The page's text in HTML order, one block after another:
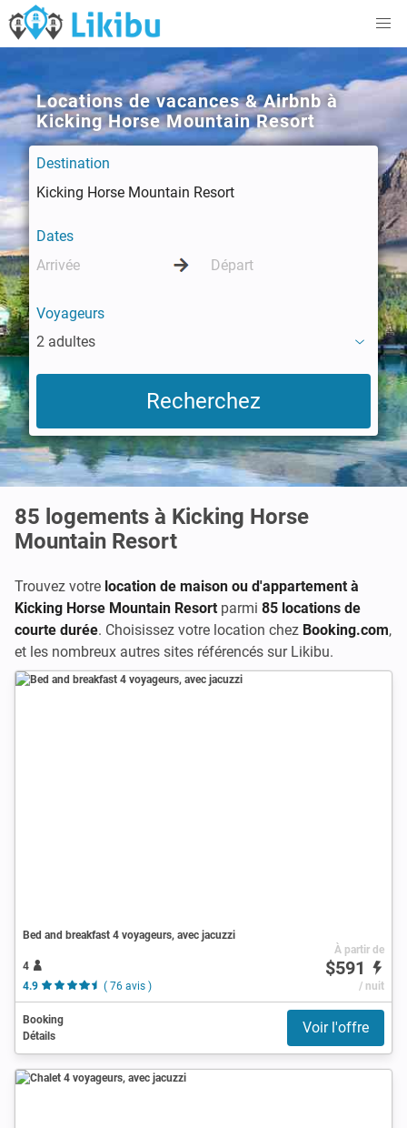
Locations de vacances & Airbnb à
Kicking Horse Mountain Resort
Destination
Dates
Voyageurs
2 adultes
85 logements à Kicking Horse
Mountain Resort
Trouvez votre location de maison ou d'appartement à
Kicking Horse Mountain Resort parmi 85 locations de
courte durée. Choisissez votre location chez Booking.com,
et les nombreux autres sites référencés sur Likibu.
Bed and breakfast 4 voyageurs, avec jacuzzi
4
4.9
( 76 avis )
À partir de
$591
/ nuit
Booking
Détails
Voir l'offre